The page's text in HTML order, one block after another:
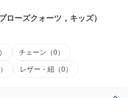
ローズクォーツ，キッズ）
チェーン（0）
レザー・紐（0）